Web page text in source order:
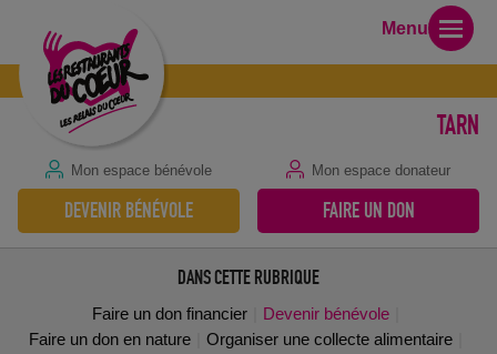
TARN
Mon espace bénévole Mon espace donateur
DEVENIR BÉNÉVOLE FAIRE UN DON
Menu
DANS CETTE RUBRIQUE
Faire un don financier
Devenir bénévole
Faire un don en nature
Organiser une collecte alimentaire